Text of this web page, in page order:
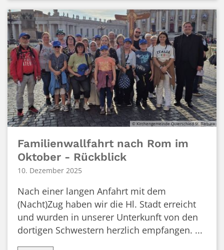
© Kirchengemeinde Quierschied St. Barbara
Familienwallfahrt nach Rom im
Oktober - Rückblick
10. Dezember 2025
Nach einer langen Anfahrt mit dem
(Nacht)Zug haben wir die Hl. Stadt erreicht
und wurden in unserer Unterkunft von den
dortigen Schwestern herzlich empfangen. ...